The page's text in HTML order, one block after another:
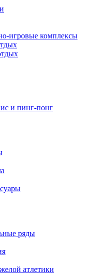
игровые комплексы
и пинг-понг
ряды
атлетики